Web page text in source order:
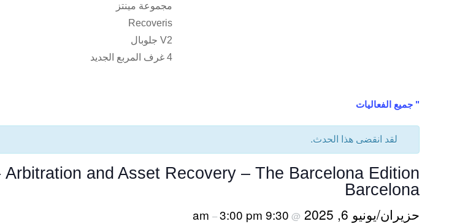
مجموعة مينتز
Recoveris
V2 جلوبال
4 غرف المربع الجديد
" جميع الفعاليات
لقد انقضى هذا الحدث.
Barcelona
حزيران/يونيو 6, 2025 @
9:30 am
–3:00 pm